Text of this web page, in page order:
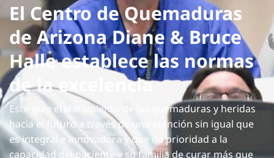
El Centro de Quemaduras
de Arizona Diane & Bruce
Halle establece las normas
de la excelencia
Este guía el tratamiento de las quemaduras y heridas
hacia el futuro a través de una atención sin igual que
es integral e innovadora y que da prioridad a la
capacidad del paciente y su familia de curar más que